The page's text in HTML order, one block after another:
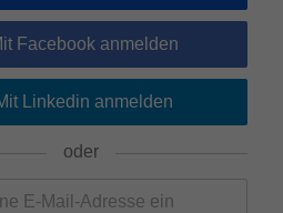
Facebook anmelden
Linkedin anmelden
oder